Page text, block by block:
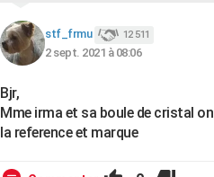
stf_frmu 12 511
2 sept. 2021 à 08:06
Bjr,
Mme irma et sa boule de cristal
la reference et marque